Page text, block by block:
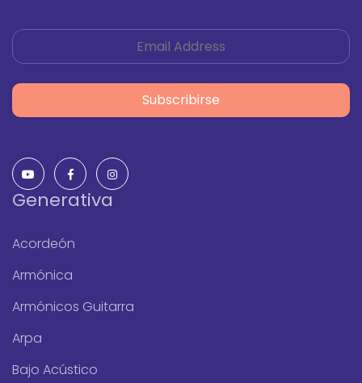
Subscribirse
Generativa
Acordeón
Armónica
Armónicos Guitarra
Arpa
Bajo Acústico